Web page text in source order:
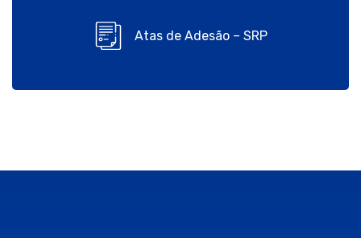
Atas de Adesão – SRP